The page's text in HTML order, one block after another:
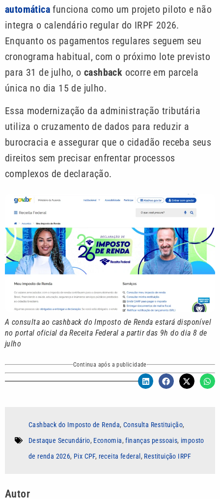
automática funciona como um projeto piloto e não
integra o calendário regular do IRPF 2026.
Enquanto os pagamentos regulares seguem seu
cronograma habitual, com o próximo lote previsto
para 31 de julho, o cashback ocorre em parcela
única no dia 15 de julho.
Essa modernização da administração tributária
utiliza o cruzamento de dados para reduzir a
burocracia e assegurar que o cidadão receba seus
direitos sem precisar enfrentar processos
complexos de declaração.
A consulta ao cashback do Imposto de Renda estará disponível
no portal oficial da Receita Federal a partir das 9h do dia 8 de
julho
Continua após a publicidade
Cashback do Imposto de Renda,Consulta Restituição,
Destaque Secundário, Economia,finanças pessoais, imposto
de renda 2026, Pix CPF, receita federal, Restituição IRPF
Autor